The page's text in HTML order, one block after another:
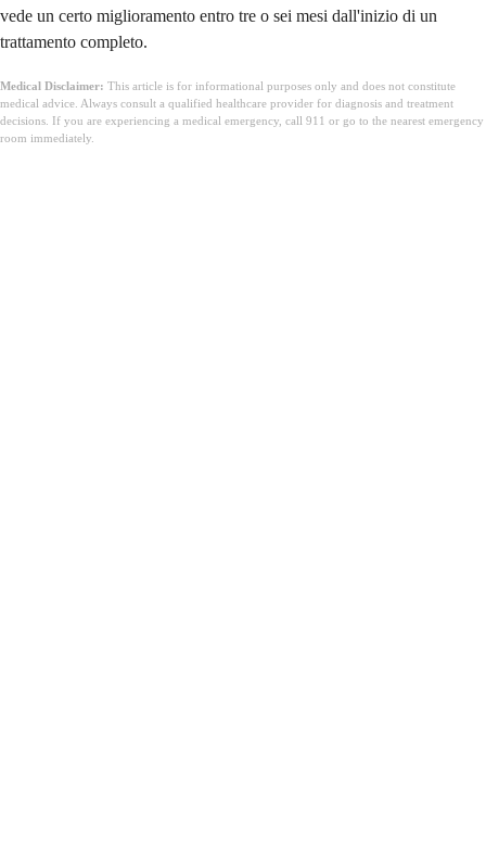
vede un certo miglioramento entro tre o sei mesi dall'inizio di un
trattamento completo.
Medical Disclaimer: This article is for informational purposes only and does not constitute
medical advice. Always consult a qualified healthcare provider for diagnosis and treatment
decisions. If you are experiencing a medical emergency, call 911 or go to the nearest emergency
room immediately.